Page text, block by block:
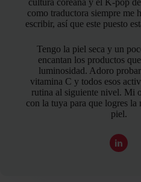
cultura coreana y el K-pop
como traductora siempre me
escribir, así que este puesto
Tengo la piel seca y un
encantan los productos
luminosidad. Adoro
vitamina C y todos esos
rutina al siguiente nivel. Mi
con la tuya para que logres la
piel.